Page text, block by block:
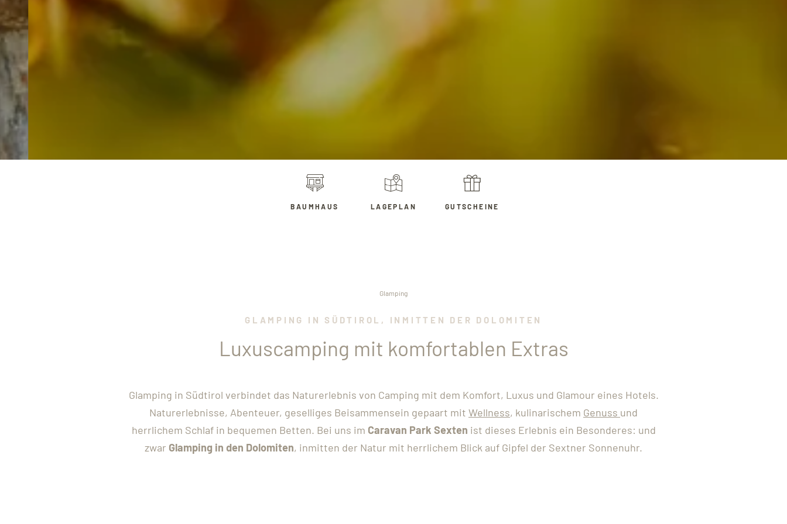
BAUMHAUS LAGEPLAN GUTSCHEINE
Glamping
GLAMPING IN SÜDTIROL, INMITTEN DER DOLOMITEN
Luxuscamping mit komfortablen Extras
Glamping in Südtirol verbindet das Naturerlebnis von Camping mit dem Komfort, Luxus und Glamour eines Hotels.
Naturerlebnisse, Abenteuer, geselliges Beisammensein gepaart mit Wellness, kulinarischem Genuss und
herrlichem Schlaf in bequemen Betten. Bei uns im Caravan Park Sexten ist dieses Erlebnis ein Besonderes: und
zwar Glamping in den Dolomiten, inmitten der Natur mit herrlichem Blick auf Gipfel der Sextner Sonnenuhr.